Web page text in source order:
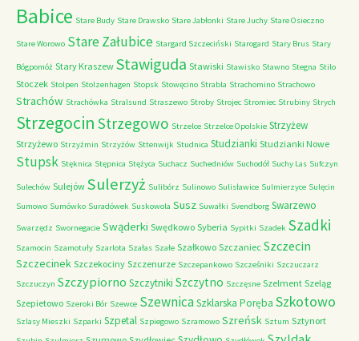
Babice Stare Budy Stare Drawsko Stare Jabłonki Stare Juchy Stare Osieczno
Stare Worowo Stare Załubice Stargard Szczeciński Starogard Stary Brus Stary
Bógpomóż Stary Kraszew Stawiguda Stawiski Stawisko Stawno Stegna Stilo
Stoczek Stolpen Stolzenhagen Stopsk Stowęcino Strabla Strachomino Strachowo
Strachów Strachówka Stralsund Straszewo Stroby Strojec Stromiec Strubiny Strych
Strzegocin Strzegowo Strzelce Strzelce Opolskie Strzyżew
Strzyżewo Strzyżmin Strzyżów Sttenwijk Studnica Studzianki Studzianki Nowe
Stupsk Stęknica Stępnica Stężyca Suchacz Suchedniów Suchodół Suchy Las Sufczyn
Sulechów Sulejów Sulerzyż Sulibórz Sulinowo Sulisławice Sulmierzyce Sulęcin
Sumowo Sumówko Suradówek Suskowola Susz Suwałki Svendborg Swarzewo
Swarzędz Swornegacie Swąderki Swędkowo Syberia Sypitki Szadek Szadki
Szamocin Szamotuły Szarlota Szałas Szałe Szałkowo Szczaniec Szczecin
Szczecinek Szczekociny Szczenurze Szczepankowo Szcześniki Szczuczarz
Szczuczyn Szczypiorno Szczytniki Szczytno Szczęsne Szelment Szeląg
Szepietowo Szeroki Bór Szewce SzewnicaSzklarska Poręba Szkotowo
Szlasy Mieszki Szparki Szpetal Szpiegowo Szramowo Szreńsk Sztum Sztynort